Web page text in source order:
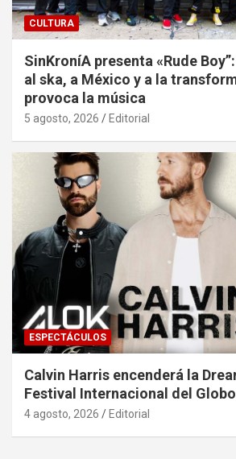
CULTURA
SinKroníA presenta «Rude
al ska, a México y a la
provoca la música
5 agosto, 2026 Editorial
ESPECTÁCULOS
Calvin Harris encenderá la
Festival Internacional del
4 agosto, 2026 Editorial